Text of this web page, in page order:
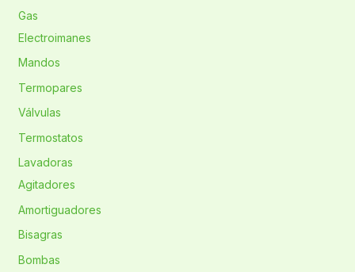
Gas
Electroimanes
Mandos
Termopares
Válvulas
Termostatos
Lavadoras
Agitadores
Amortiguadores
Bisagras
Bombas